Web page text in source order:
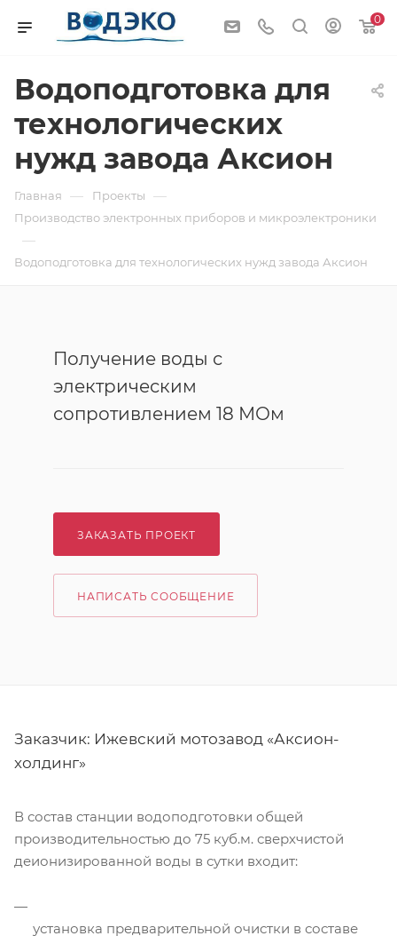
0
Водоподготовка для
технологических
нужд завода Аксион
Главная — Проекты —
Производство электронных приборов и микроэлектроники
—
Водоподготовка для технологических нужд завода Аксион
Получение воды с
электрическим
сопротивлением 18 МОм
ЗАКАЗАТЬ ПРОЕКТ
НАПИСАТЬ СООБЩЕНИЕ
Заказчик: Ижевский мотозавод «Аксион-
холдинг»
В состав станции водоподготовки общей
производительностью до 75 куб.м. сверхчистой
деионизированной воды в сутки входит:
установка предварительной очистки в составе